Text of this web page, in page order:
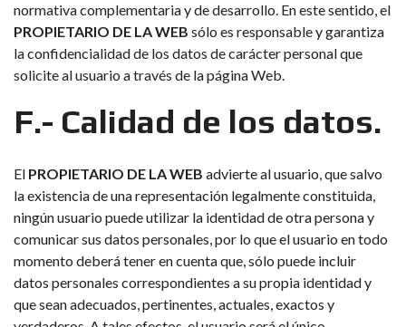
normativa complementaria y de desarrollo. En este sentido, el
PROPIETARIO DE LA WEB sólo es responsable y garantiza
la confidencialidad de los datos de carácter personal que
solicite al usuario a través de la página Web.
F.- Calidad de los datos.
El PROPIETARIO DE LA WEB advierte al usuario, que salvo
la existencia de una representación legalmente constituida,
ningún usuario puede utilizar la identidad de otra persona y
comunicar sus datos personales, por lo que el usuario en todo
momento deberá tener en cuenta que, sólo puede incluir
datos personales correspondientes a su propia identidad y
que sean adecuados, pertinentes, actuales, exactos y